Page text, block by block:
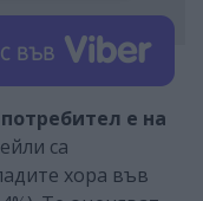
е на
са
хора във